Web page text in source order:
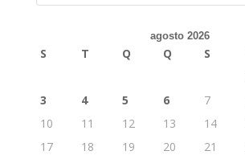
agosto 2026
S T Q Q S
3
4 5 6 7
10
11 12 13 14
17
18 19 20 21